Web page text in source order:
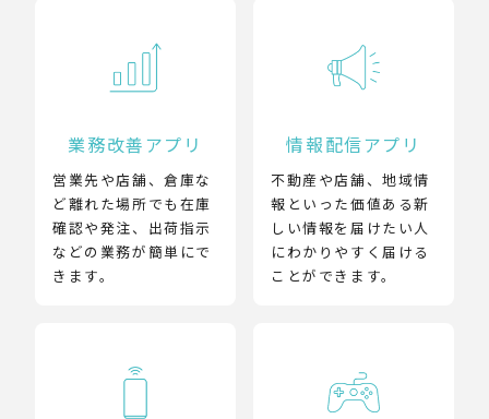
業務改善アプリ
営業先や店舗、倉庫な
ど離れた場所でも在庫
確認や発注、出荷指示
などの業務が簡単にで
きます。
情報配信アプリ
不動産や店舗、地域情
報といった価値ある新
しい情報を届けたい人
にわかりやすく届ける
ことができます。